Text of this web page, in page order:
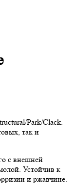
Park/Clack.
так и
с внешней
Устойчив к
и ржавчине.